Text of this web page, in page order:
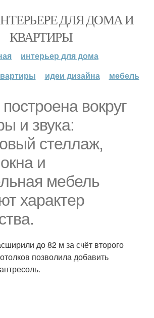
ДЛЯ ДОМА И
КВАРТИРЫ
интерьер для дома
идеи дизайна мебель
вокруг
и звука:
стеллаж,
и
мебель
характер
до 82 м за счёт второго
позволила добавить